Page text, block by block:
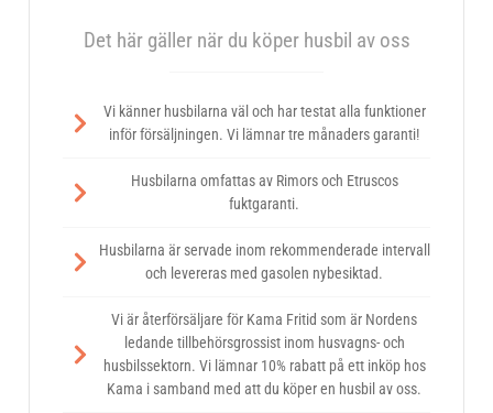
Det här gäller när du köper husbil av oss
Vi känner husbilarna väl och har testat alla funktioner
inför försäljningen. Vi lämnar tre månaders garanti!
Husbilarna omfattas av Rimors och Etruscos
fuktgaranti.
Husbilarna är servade inom rekommenderade intervall
och levereras med gasolen nybesiktad.
Vi är återförsäljare för Kama Fritid som är Nordens
ledande tillbehörsgrossist inom husvagns- och
husbilssektorn. Vi lämnar 10% rabatt på ett inköp hos
Kama i samband med att du köper en husbil av oss.